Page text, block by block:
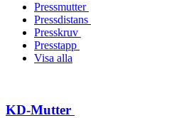
Pressmutter
Pressdistans
Presskruv
Presstapp
Visa alla
KD-Mutter